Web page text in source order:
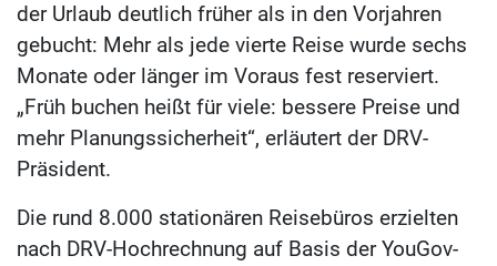
der Urlaub deutlich früher als in den Vorjahren
gebucht: Mehr als jede vierte Reise wurde sechs
Monate oder länger im Voraus fest reserviert.
„Früh buchen heißt für viele: bessere Preise und
mehr Planungssicherheit“, erläutert der DRV-
Präsident.
Die rund 8.000 stationären Reisebüros erzielten
nach DRV-Hochrechnung auf Basis der YouGov-